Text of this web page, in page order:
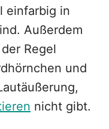
einfarbig in
Außerdem
Regel
und
nicht gibt.